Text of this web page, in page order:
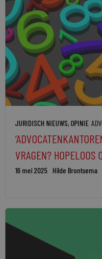
JURIDISCH NIEUWS,OPINIE
VRAGEN? HOPELOOS
16 mei 2025 Hilde Brontsema